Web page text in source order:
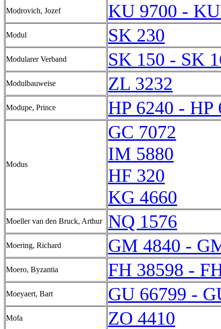
Modrovich, Jozef KU 9700 -
Modul SK 230
Modularer Verband SK 150 - SK
Modulbauweise ZL 3232
Modupe, Prince HP 6240 - HP
Modus
GC 7072
IM 5880
HF 320
KG 4660
Moeller van den Bruck, Arthur NQ 1576
Moering, Richard GM 4840 -
Moero, Byzantia FH 38598 -
Moeyaert, Bart GU 66799 -
Mofa ZO 4410